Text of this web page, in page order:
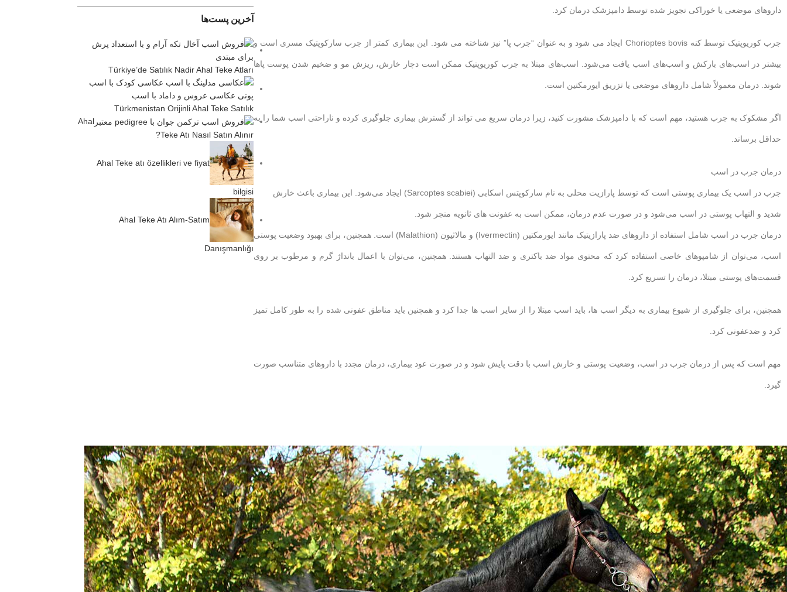
داروهای موضعی یا خوراکی تجویز شده توسط دامپزشک درمان کرد.
جرب کوریوپتیک توسط کنه Chorioptes bovis ایجاد می شود و به عنوان “جرب پا” نیز شناخته می شود. این بیماری کمتر از جرب سارکوپتیک مسری است و
بیشتر در اسب‌های بارکش و اسب‌های اسب یافت می‌شود. اسب‌های مبتلا به جرب کوریوپتیک ممکن است دچار خارش، ریزش مو و ضخیم شدن پوست پاها
شوند. درمان معمولاً شامل داروهای موضعی یا تزریق ایورمکتین است.
اگر مشکوک به جرب هستید، مهم است که با دامپزشک مشورت کنید، زیرا درمان سریع می تواند از گسترش بیماری جلوگیری کرده و ناراحتی اسب شما را به
حداقل برساند.
درمان جرب در اسب
جرب در اسب یک بیماری پوستی است که توسط پارازیت محلی به نام سارکوپتس اسکابی (Sarcoptes scabiei) ایجاد می‌شود. این بیماری باعث خارش
شدید و التهاب پوستی در اسب می‌شود و در صورت عدم درمان، ممکن است به عفونت های ثانویه منجر شود.
درمان جرب در اسب شامل استفاده از داروهای ضد پارازیتیک مانند ایورمکتین (Ivermectin) و مالاثیون (Malathion) است. همچنین، برای بهبود وضعیت پوستی
اسب، می‌توان از شامپوهای خاصی استفاده کرد که محتوی مواد ضد باکتری و ضد التهاب هستند. همچنین، می‌توان با اعمال بانداژ گرم و مرطوب بر روی
قسمت‌های پوستی مبتلا، درمان را تسریع کرد.
همچنین، برای جلوگیری از شیوع بیماری به دیگر اسب ها، باید اسب مبتلا را از سایر اسب ها جدا کرد و همچنین باید مناطق عفونی شده را به طور کامل تمیز
کرد و ضدعفونی کرد.
مهم است که پس از درمان جرب در اسب، وضعیت پوستی و خارش اسب با دقت پایش شود و در صورت عود بیماری، درمان مجدد با داروهای متناسب صورت
گیرد.
آخرین پست‌ها
Türkiye’de Satılık Nadir Ahal Teke Atları
Türkmenistan Orijinli Ahal Teke Satılık
Ahal
Teke Atı Nasıl Satın Alınır?
Ahal Teke atı özellikleri ve fiyat
bilgisi
Ahal Teke Atı Alım-Satım
Danışmanlığı